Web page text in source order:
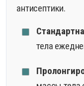
антисептики.
тела